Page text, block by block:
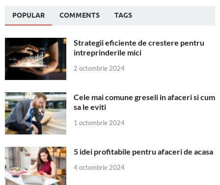
POPULAR COMMENTS TAGS
Strategii eficiente de crestere pentru
intreprinderile mici
2 octombrie 2024
Cele mai comune greseli in afaceri si cum
sa le eviti
1 octombrie 2024
5 idei profitabile pentru afaceri de acasa
4 octombrie 2024